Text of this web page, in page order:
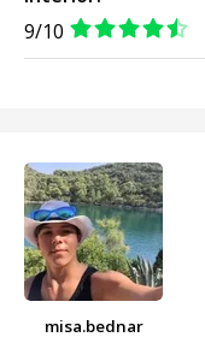
9/10
misa.bednar